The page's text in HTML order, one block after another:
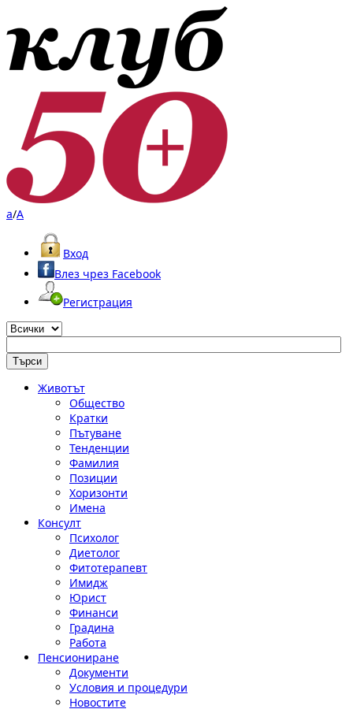
a/A
Вход
Влез чрез Facebook
Регистрация
Животът
Общество
Кратки
Пътуване
Тенденции
Фамилия
Позиции
Хоризонти
Имена
Консулт
Психолог
Диетолог
Фитотерапевт
Имидж
Юрист
Финанси
Градина
Работа
Пенсиониране
Документи
Условия и процедури
Новостите